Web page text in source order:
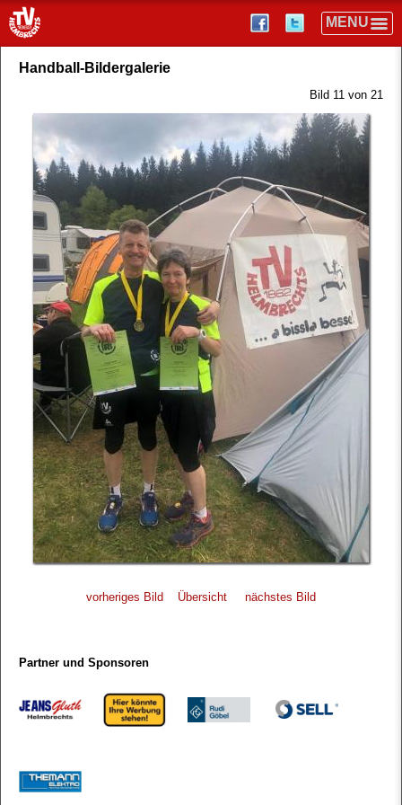
Handball-Bildergalerie
Bild 11 von 21
vorheriges Bild Übersicht nächstes Bild
Partner und Sponsoren